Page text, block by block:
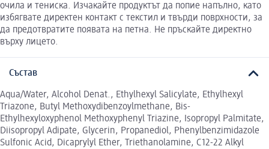
очила и тениска. Изчакайте продуктът да попие напълно, като
избягвате директен контакт с текстил и твърди поврхности, за
да предотвратите появата на петна. Не пръскайте директно
върху лицето.
Състав
Aqua/Water, Alcohol Denat., Ethylhexyl Salicylate, Ethylhexyl
Triazone, Butyl Methoxydibenzoylmethane, Bis-
Ethylhexyloxyphenol Methoxyphenyl Triazine, Isopropyl Palmitate,
Diisopropyl Adipate, Glycerin, Propanediol, Phenylbenzimidazole
Sulfonic Acid, Dicaprylyl Ether, Triethanolamine, C12-22 Alkyl